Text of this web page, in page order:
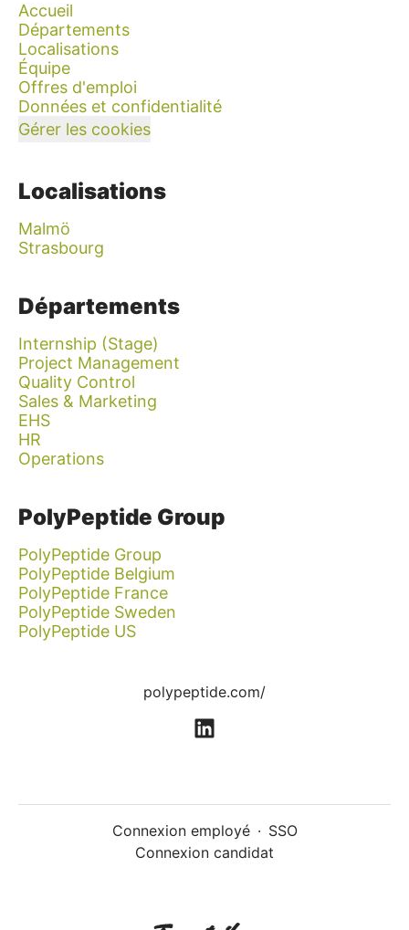
Accueil
Départements
Localisations
Équipe
Offres d'emploi
Données et confidentialité
Gérer les cookies
Localisations
Malmö
Strasbourg
Départements
Internship (Stage)
Project Management
Quality Control
Sales & Marketing
EHS
HR
Operations
PolyPeptide Group
PolyPeptide Group
PolyPeptide Belgium
PolyPeptide France
PolyPeptide Sweden
PolyPeptide US
polypeptide.com/
Connexion employé · SSO
Connexion candidat